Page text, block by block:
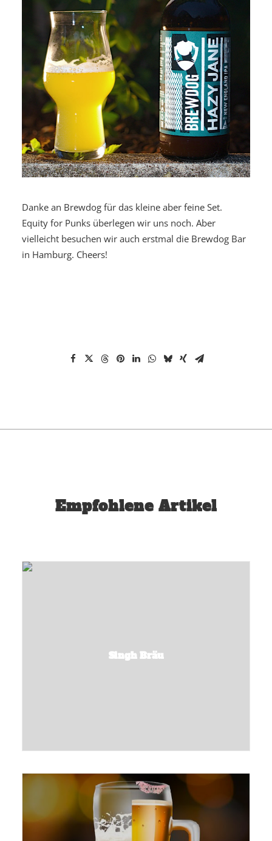
Danke an Brewdog für das kleine aber feine Set.
Equity for Punks überlegen wir uns noch. Aber
vielleicht besuchen wir auch erstmal die Brewdog Bar
in Hamburg. Cheers!
Empfohlene Artikel
Singh Bräu